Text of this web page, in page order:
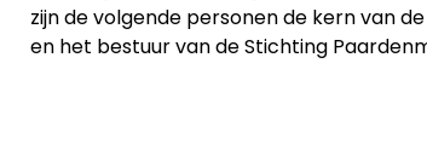
zijn de volgende personen de kern van
en het bestuur van de Stichting